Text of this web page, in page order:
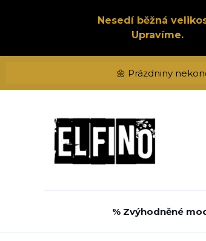
Nesedí běžná
Upravíme.
🌼 Prázdniny
% Zvýhodněné